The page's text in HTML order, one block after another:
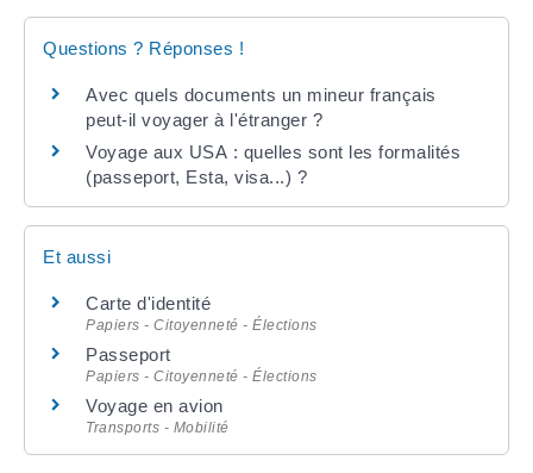
Questions ? Réponses !
Avec quels documents un mineur français
peut-il voyager à l'étranger ?
Voyage aux USA : quelles sont les formalités
(passeport, Esta, visa...) ?
Et aussi
Carte d'identité
Papiers - Citoyenneté - Élections
Passeport
Papiers - Citoyenneté - Élections
Voyage en avion
Transports - Mobilité